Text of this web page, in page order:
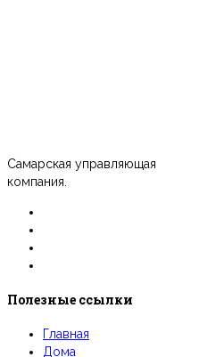
Самарская управляющая
компания.
Полезные ссылки
Главная
Дома